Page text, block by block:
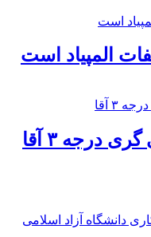
المپیاد است
درجه ۳ آقا